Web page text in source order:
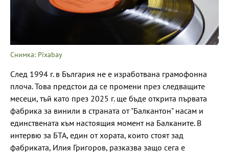
Снимка: Pixabay
След 1994 г. в България не е изработвана грамофонна
плоча. Това предстои да се промени през следващите
месеци, тъй като през 2025 г. ще бъде открита първата
фабрика за винили в страната от "Балкантон" насам и
единствената към настоящия момент на Балканите. В
интервю за БТА, един от хората, които стоят зад
фабриката, Илия Григоров, разказва защо сега е